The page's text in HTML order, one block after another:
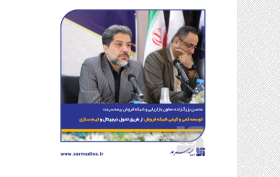
و
بورس
مسکن
و
شهری
نفت،
گاز
و
پتروشیمی
صنعت
و
خودرو